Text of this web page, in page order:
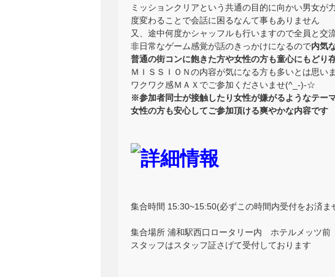
ミッションクリアという共通の目的に向かい男女
度変わることで会話に困るなんて事もありません
又、途中何度かシャッフルも行いますので全員と交
非日常なゲーム感覚が話のきっかけになるので内気
普通の街コンに飽きた方や女性の方も童心にもどり
ＭＩＳＳＩＯＮの内容が気になる方も多いとは思い
ワクワク感ＭＡＸでご参加くださいませ(^_-)-☆
※参加者同士が接触したり女性が嫌がるようなテー
女性の方も安心してご参加頂ける爽やかな内容です
集合時間 15:30~15:50(必ずこの時間内受付をお済ま
集合場所 浦和駅西口ロータリー内 ホテルメッツ前
スタッフはスタッフ証さげて受付しております